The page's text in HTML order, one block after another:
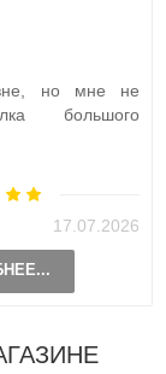
но мне не
большого
17.07.2026